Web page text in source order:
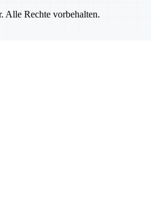
Rechte vorbehalten.